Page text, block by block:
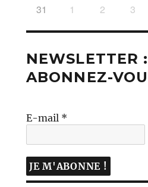
31 1 2 3
NEWSLETTER :
ABONNEZ-
E-mail *